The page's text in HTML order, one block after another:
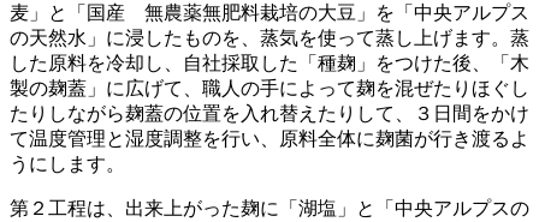
麦」と「国産 無農薬無肥料栽培の大豆」を「中央アルプス
の天然水」に浸したものを、蒸気を使って蒸し上げます。蒸
した原料を冷却し、自社採取した「種麹」をつけた後、「木
製の麹蓋」に広げて、職人の手によって麹を混ぜたりほぐし
たりしながら麹蓋の位置を入れ替えたりして、３日間をかけ
て温度管理と湿度調整を行い、原料全体に麹菌が行き渡るよ
うにします。
第２工程は、出来上がった麹に「湖塩」と「中央アルプスの